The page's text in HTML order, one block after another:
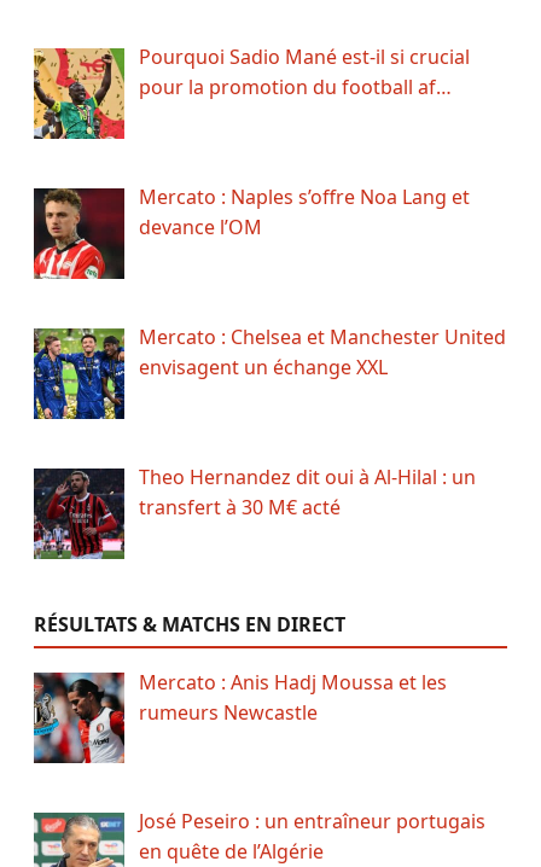
Pourquoi Sadio Mané est-il si crucial
pour la promotion du football af…
Mercato : Naples s’offre Noa Lang et
devance l’OM
Mercato : Chelsea et Manchester United
envisagent un échange XXL
Theo Hernandez dit oui à Al-Hilal : un
transfert à 30 M€ acté
RÉSULTATS & MATCHS EN DIRECT
Mercato : Anis Hadj Moussa et les
rumeurs Newcastle
José Peseiro : un entraîneur portugais
en quête de l’Algérie